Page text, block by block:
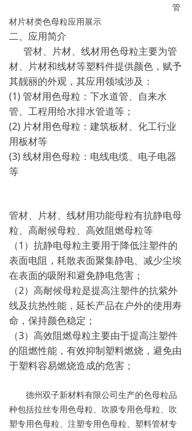
管
材片材类色母粒应用展示
二、应用简介
管材、片材、线材用色母粒主要为管
材、片材和线材等塑料件提供颜色，赋予
其靓丽的外观，其应用领域涉及：
(1) 管材用色母粒：下水道管、自来水
管、工程用给水排水管道等；
(2) 片材用色母粒：建筑板材、化工行业
用板材等
(3) 线材用色母粒：电线电缆、电子电器
等
管材、片材、线材用功能母粒有抗静电母
粒、高耐候母粒、高效阻燃母粒等
（1）抗静电母粒主要用于降低注塑件的
表面电阻，耗散表面聚集静电、减少尘埃
在表面的吸附和避免静电危害；
（2）高耐候母粒是提高注塑件的抗紫外
线及抗热性能，延长产品在户外的使用寿
命，保持颜色稳定；
（3）高效阻燃母粒主要由于提高注塑件
的阻燃性能，有效抑制塑料燃烧，避免由
于塑料容易燃烧造成的危害；
德州双子新材料有限公司生产的色母粒品
种包括拉丝专用色母粒、吹膜专用色母粒、吹
塑专用色母粒、注塑专用色母粒、塑料管材专